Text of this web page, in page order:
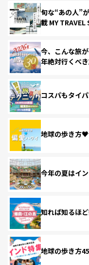
旬な“あの人”
載 MY TRAVEL
今、こんな旅
年絶対行くべ
コスパもタイ
地球の歩き方
今年の夏はイ
知れば知るほ
地球の歩き方